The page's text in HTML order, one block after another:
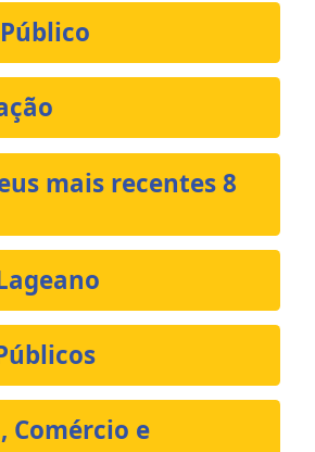
mais recentes 8
Comércio e